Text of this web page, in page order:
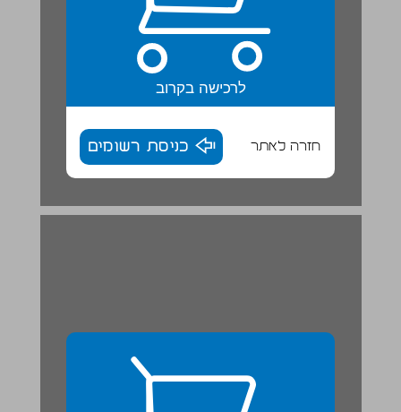
לרכישה בקרוב
חזרה לאתר כניסת רשומים